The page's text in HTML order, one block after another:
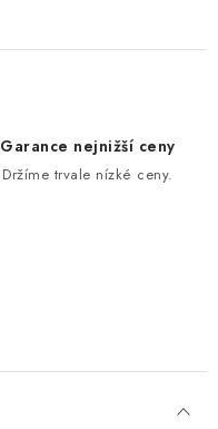
Garance nejnižší ceny
Držíme trvale nízké ceny.